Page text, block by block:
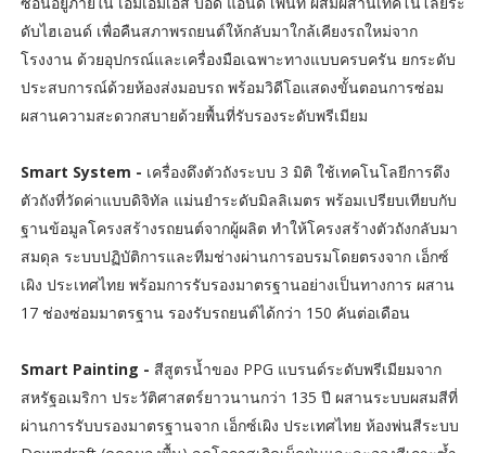
ดับไฮเอนด์ เพื่อคืนสภาพรถยนต์ให้กลับมาใกล้เคียงรถใหม่จาก
โรงงาน ด้วยอุปกรณ์และเครื่องมือเฉพาะทางแบบครบครัน ยกระดับ
ประสบการณ์ด้วยห้องส่งมอบรถ พร้อมวิดีโอแสดงขั้นตอนการซ่อม
ผสานความสะดวกสบายด้วยพื้นที่รับรองระดับพรีเมียม
Smart System - เครื่องดึงตัวถังระบบ 3 มิติ ใช้เทคโนโลยีการดึง
ตัวถังที่วัดค่าแบบดิจิทัล แม่นยำระดับมิลลิเมตร พร้อมเปรียบเทียบกับ
ฐานข้อมูลโครงสร้างรถยนต์จากผู้ผลิต ทำให้โครงสร้างตัวถังกลับมา
สมดุล ระบบปฏิบัติการและทีมช่างผ่านการอบรมโดยตรงจาก เอ็กซ์
เผิง ประเทศไทย พร้อมการรับรองมาตรฐานอย่างเป็นทางการ ผสาน
17 ช่องซ่อมมาตรฐาน รองรับรถยนต์ได้กว่า 150 คันต่อเดือน
Smart Painting - สีสูตรน้ำของ PPG แบรนด์ระดับพรีเมียมจาก
สหรัฐอเมริกา ประวัติศาสตร์ยาวนานกว่า 135 ปี ผสานระบบผสมสีที่
ผ่านการรับบรองมาตรฐานจาก เอ็กซ์เผิง ประเทศไทย ห้องพ่นสีระบบ